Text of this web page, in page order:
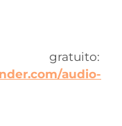
audio-